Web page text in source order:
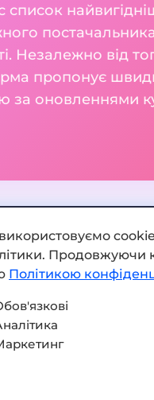
список
Незалежно від
пропонує
за оновленнями
Продовжуючи
Політикою